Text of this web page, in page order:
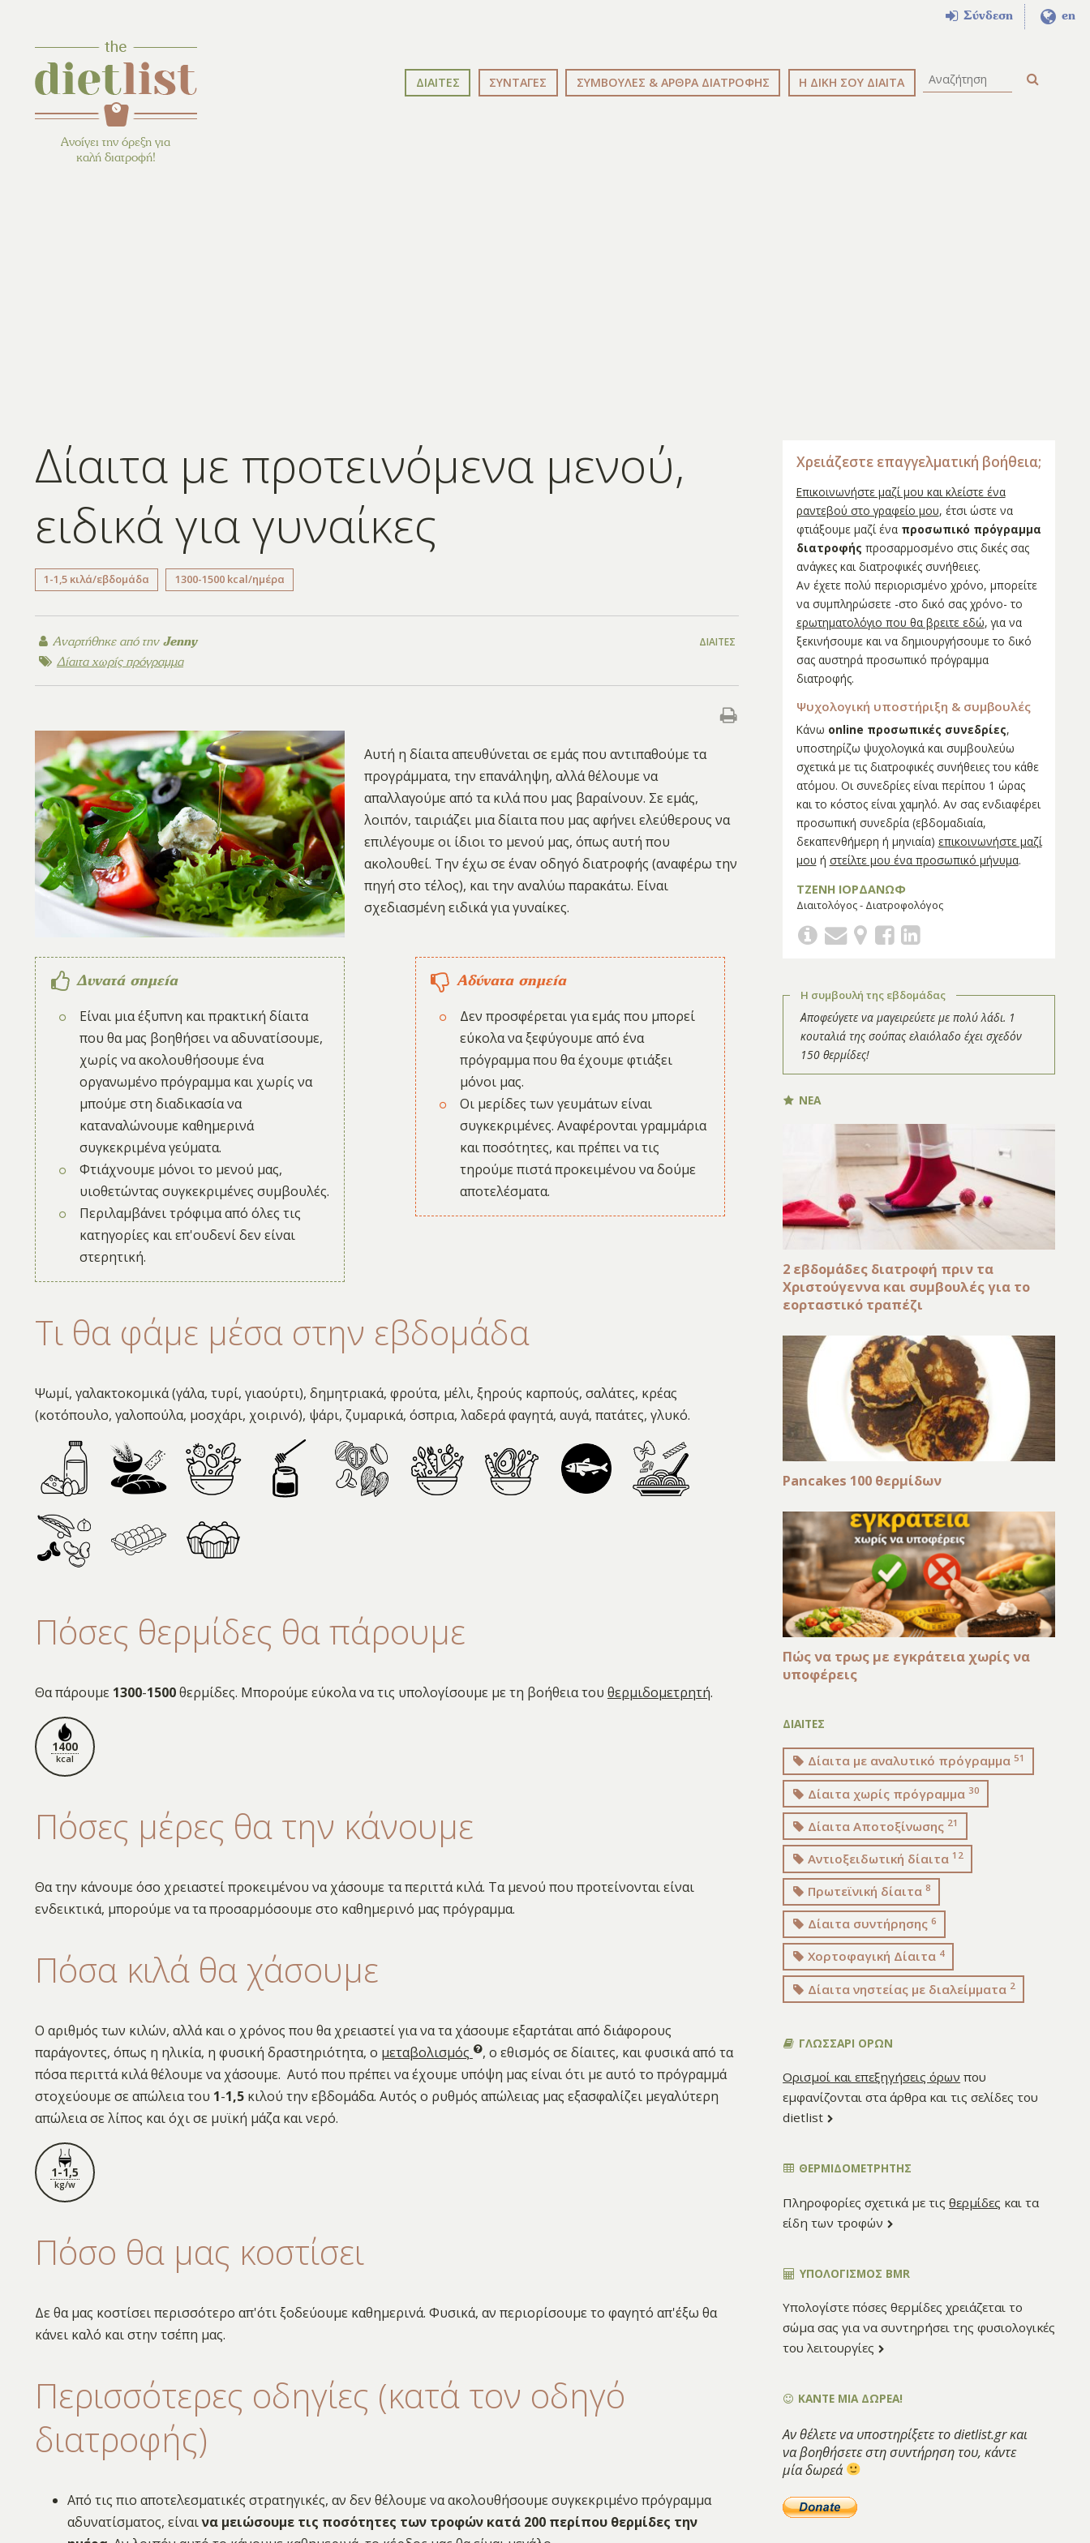
en
Σύνδεση
Ανοίγει την όρεξη για
καλή διατροφή!
ΔΙΑΙΤΕΣ ΣΥΝΤΑΓΕΣ ΣΥΜΒΟΥΛΕΣ & ΑΡΘΡΑ ΔΙΑΤΡΟΦΗΣ Η ΔΙΚΗ ΣΟΥ ΔΙΑΙΤΑ
Δίαιτα με προτεινόμενα μενού,
ειδικά για γυναίκες
1-1,5 κιλά/εβδομάδα 1300-1500 kcal/ημέρα
Αναρτήθηκε από τηνJenny ΔΊΑΙΤΕΣ
Δίαιτα χωρίς πρόγραμμα
Αυτή η δίαιτα απευθύνεται σε εμάς που αντιπαθούμε τα
προγράμματα, την επανάληψη, αλλά θέλουμε να
απαλλαγούμε από τα κιλά που μας βαραίνουν. Σε εμάς,
λοιπόν, ταιριάζει μια δίαιτα που μας αφήνει ελεύθερους να
επιλέγουμε οι ίδιοι το μενού μας, όπως αυτή που
ακολουθεί. Την έχω σε έναν οδηγό διατροφής (αναφέρω την
πηγή στο τέλος), και την αναλύω παρακάτω. Είναι
σχεδιασμένη ειδικά για γυναίκες.
Δυνατά σημεία
Είναι μια έξυπνη και πρακτική δίαιτα
που θα μας βοηθήσει να αδυνατίσουμε,
χωρίς να ακολουθήσουμε ένα
οργανωμένο πρόγραμμα και χωρίς να
μπούμε στη διαδικασία να
καταναλώνουμε καθημερινά
συγκεκριμένα γεύματα.
Φτιάχνουμε μόνοι το μενού μας,
υιοθετώντας συγκεκριμένες συμβουλές.
Περιλαμβάνει τρόφιμα από όλες τις
κατηγορίες και επ'ουδενί δεν είναι
στερητική.
Αδύνατα σημεία
Δεν προσφέρεται για εμάς που μπορεί
εύκολα να ξεφύγουμε από ένα
πρόγραμμα που θα έχουμε φτιάξει
μόνοι μας.
Οι μερίδες των γευμάτων είναι
συγκεκριμένες. Αναφέρονται γραμμάρια
και ποσότητες, και πρέπει να τις
τηρούμε πιστά προκειμένου να δούμε
αποτελέσματα.
Τι θα φάμε μέσα στην εβδομάδα
Ψωμί, γαλακτοκομικά (γάλα, τυρί, γιαούρτι), δημητριακά, φρούτα, μέλι, ξηρούς καρπούς, σαλάτες, κρέας
(κοτόπουλο, γαλοπούλα, μοσχάρι, χοιρινό), ψάρι, ζυμαρικά, όσπρια, λαδερά φαγητά, αυγά, πατάτες, γλυκό.
Πόσες θερμίδες θα πάρουμε
Θα πάρουμε 1300-1500θερμίδες. Μπορούμε εύκολα να τις υπολογίσουμε με τη βοήθεια του θερμιδομετρητή.
1400
kcal
Πόσες μέρες θα την κάνουμε
Θα την κάνουμε όσο χρειαστεί προκειμένου να χάσουμε τα περιττά κιλά. Τα μενού που προτείνονται είναι
ενδεικτικά, μπορούμε να τα προσαρμόσουμε στο καθημερινό μας πρόγραμμα.
Πόσα κιλά θα χάσουμε
Ο αριθμός των κιλών, αλλά και ο χρόνος που θα χρειαστεί για να τα χάσουμε εξαρτάται από διάφορους
παράγοντες, όπως η ηλικία, η φυσική δραστηριότητα, ο μεταβολισμός
, ο εθισμός σε δίαιτες, και φυσικά από τα
πόσα περιττά κιλά θέλουμε να χάσουμε. Αυτό που πρέπει να έχουμε υπόψη μας είναι ότι με αυτό το πρόγραμμά
στοχεύουμε σε απώλεια του 1-1,5κιλού την εβδομάδα. Αυτός ο ρυθμός απώλειας μας εξασφαλίζει μεγαλύτερη
απώλεια σε λίπος και όχι σε μυϊκή μάζα και νερό.
1-1,5
kg/w
Πόσο θα μας κοστίσει
Δε θα μας κοστίσει περισσότερο απ'ότι ξοδεύουμε καθημερινά. Φυσικά, αν περιορίσουμε το φαγητό απ'έξω θα
κάνει καλό και στην τσέπη μας.
Περισσότερες οδηγίες (κατά τον οδηγό
διατροφής)
Από τις πιο αποτελεσματικές στρατηγικές, αν δεν θέλουμε να ακολουθήσουμε συγκεκριμένο πρόγραμμα
αδυνατίσματος, είναινα μειώσουμε τις ποσότητες των τροφών κατά 200 περίπου θερμίδες την
Χρειάζεστε επαγγελματική βοήθεια;
Επικοινωνήστε μαζί μου και κλείστε ένα
ραντεβού στο γραφείο μου, έτσι ώστε να
φτιάξουμε μαζί ένα προσωπικό πρόγραμμα
διατροφής προσαρμοσμένο στις δικές σας
ανάγκες και διατροφικές συνήθειες.
Αν έχετε πολύ περιορισμένο χρόνο, μπορείτε
να συμπληρώσετε -στο δικό σας χρόνο- το
ερωτηματολόγιο που θα βρειτε εδώ, για να
ξεκινήσουμε και να δημιουργήσουμε το δικό
σας αυστηρά προσωπικό πρόγραμμα
διατροφής.
Ψυχολογική υποστήριξη & συμβουλές
Κάνω online προσωπικές συνεδρίες,
υποστηρίζω ψυχολογικά και συμβουλεύω
σχετικά με τις διατροφικές συνήθειες του κάθε
ατόμου. Οι συνεδρίες είναι περίπου 1 ώρας
και το κόστος είναι χαμηλό. Αν σας ενδιαφέρει
προσωπική συνεδρία (εβδομαδιαία,
δεκαπενθήμερη ή μηνιαία) επικοινωνήστε μαζί
μου ή στείλτε μου ένα προσωπικό μήνυμα.
ΤΖΕΝΗ ΙΟΡΔΑΝΩΦ
Διαιτολόγος - Διατροφολόγος
Η συμβουλή της εβδομάδας
Αποφεύγετε να μαγειρεύετε με πολύ λάδι. 1
κουταλιά της σούπας ελαιόλαδο έχει σχεδόν
150 θερμίδες!
ΝΕΑ
2 εβδομάδες διατροφή πριν τα
Χριστούγεννα και συμβουλές για το
εορταστικό τραπέζι
Pancakes 100 θερμίδων
Πώς να τρως με εγκράτεια χωρίς να
υποφέρεις
ΔΙΑΙΤΕΣ
Δίαιτα με αναλυτικό πρόγραμμα51
Δίαιτα χωρίς πρόγραμμα 30
Δίαιτα Αποτοξίνωσης 21
Αντιοξειδωτική δίαιτα 12
Πρωτεϊνική δίαιτα8
Δίαιτα συντήρησης6
Χορτοφαγική Δίαιτα 4
Δίαιτα νηστείας με διαλείμματα 2
ΓΛΩΣΣΑΡΙ ΟΡΩΝ
Ορισμοί και επεξηγήσεις όρων που
εμφανίζονται στα άρθρα και τις σελίδες του
dietlist
ΘΕΡΜΙΔΟΜΕΤΡΗΤΗΣ
Πληροφορίες σχετικά με τιςθερμίδες και τα
είδη των τροφών
ΥΠΟΛΟΓΙΣΜΌΣ BMR
Υπολογίστε πόσες θερμίδες χρειάζεται το
σώμα σας για να συντηρήσει της φυσιολογικές
του λειτουργίες
ΚΑΝΤΕ ΜΙΑ ΔΩΡΕΑ!
Αν θέλετε να υποστηρίξετε το dietlist.gr και
να βοηθήσετε στη συντήρηση του, κάντε
μία δωρεά